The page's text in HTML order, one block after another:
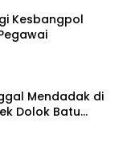
Kesbangpol
Mendadak di
Dolok Batu
TKP